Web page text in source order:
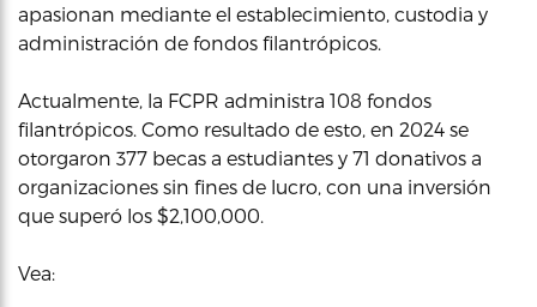
apasionan mediante el establecimiento, custodia y
administración de fondos filantrópicos.
Actualmente, la FCPR administra 108 fondos
filantrópicos. Como resultado de esto, en 2024 se
otorgaron 377 becas a estudiantes y 71 donativos a
organizaciones sin fines de lucro, con una inversión
que superó los $2,100,000.
Vea: